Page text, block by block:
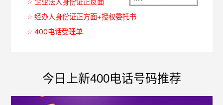
企业法人身份证正反面
经办人身份证正方面+授权委托书
400电话受理单
今日上新400电话号码推荐